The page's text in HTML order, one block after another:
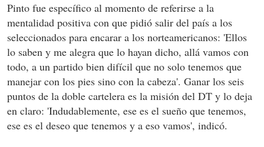
Pinto fue específico al momento de referirse a la
mentalidad positiva con que pidió salir del país a los
seleccionados para encarar a los norteamericanos: 'Ellos
lo saben y me alegra que lo hayan dicho, allá vamos con
todo, a un partido bien difícil que no solo tenemos que
manejar con los pies sino con la cabeza'. Ganar los seis
puntos de la doble cartelera es la misión del DT y lo deja
en claro: 'Indudablemente, ese es el sueño que tenemos,
ese es el deseo que tenemos y a eso vamos', indicó.